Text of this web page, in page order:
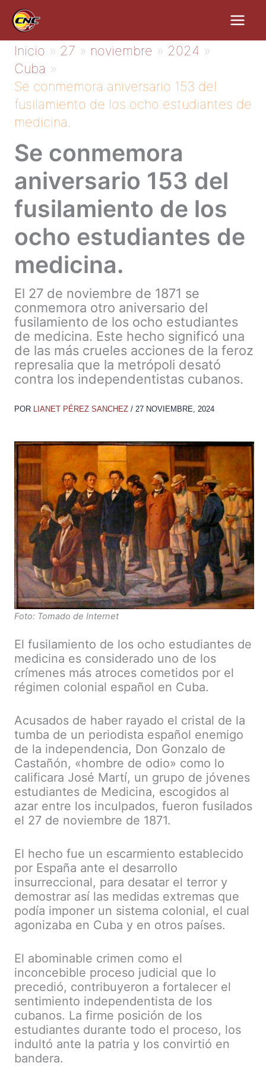
contenido
Inicio 27 noviembre
2024
Cuba
Se conmemora aniversario 153 del
fusilamiento de los ocho estudiantes de
medicina.
Se conmemora
aniversario 153 del
fusilamiento de los
ocho estudiantes de
medicina.
El 27 de noviembre de 1871 se
conmemora otro aniversario del
fusilamiento de los ocho estudiantes
de medicina. Este hecho significó una
de las más crueles acciones de la feroz
represalia que la metrópoli desató
contra los independentistas cubanos.
POR LIANET PÉREZ SANCHEZ / 27 NOVIEMBRE, 2024
Foto: Tomado de Internet
El fusilamiento de los ocho estudiantes de
medicina es considerado uno de los
crímenes más atroces cometidos por el
régimen colonial español en Cuba.
Acusados de haber rayado el cristal de la
tumba de un periodista español enemigo
de la independencia, Don Gonzalo de
Castañón, «hombre de odio» como lo
calificara José Martí, un grupo de jóvenes
estudiantes de Medicina, escogidos al
azar entre los inculpados, fueron fusilados
el 27 de noviembre de 1871.
El hecho fue un escarmiento establecido
por España ante el desarrollo
insurreccional, para desatar el terror y
demostrar así las medidas extremas que
podía imponer un sistema colonial, el cual
agonizaba en Cuba y en otros países.
El abominable crimen como el
inconcebible proceso judicial que lo
precedió, contribuyeron a fortalecer el
sentimiento independentista de los
cubanos. La firme posición de los
estudiantes durante todo el proceso, los
indultó ante la patria y los convirtió en
bandera.